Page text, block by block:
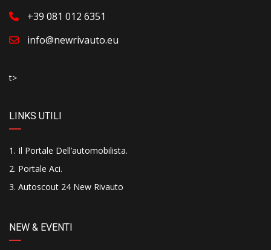
+39 081 012 6351
info@newrivauto.eu
t>
LINKS UTILI
Il Portale Dell’automobilista.
Portale Aci.
Autoscout 24 New Rivauto
NEW & EVENTI